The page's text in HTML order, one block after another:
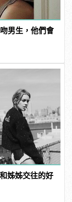
男生，他們會
姊姊交往的好